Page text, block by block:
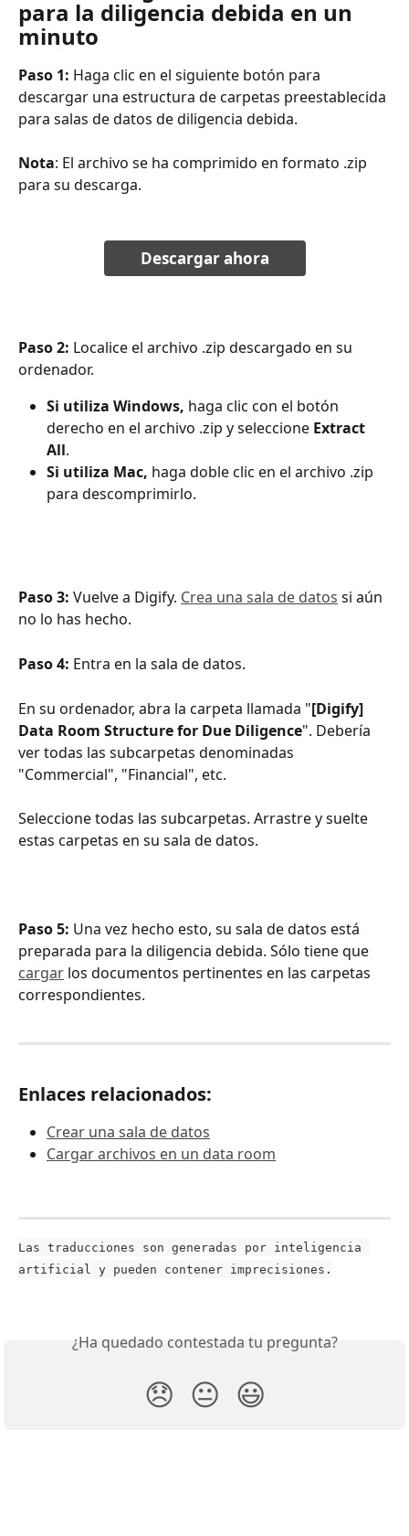
para la diligencia debida en un
minuto
Paso 1: Haga clic en el siguiente botón para
descargar una estructura de carpetas preestablecida
para salas de datos de diligencia debida.
Nota: El archivo se ha comprimido en formato .zip
para su descarga.
Descargar ahora
Paso 2: Localice el archivo .zip descargado en su
ordenador.
Si utiliza Windows, haga clic con el botón
derecho en el archivo .zip y seleccione Extract
All.
Si utiliza Mac, haga doble clic en el archivo .zip
para descomprimirlo.
Paso 3: Vuelve a Digify. Crea una sala de datos si aún
no lo has hecho.
Paso 4: Entra en la sala de datos.
En su ordenador, abra la carpeta llamada "[Digify]
Data Room Structure for Due Diligence". Debería
ver todas las subcarpetas denominadas
"Commercial", "Financial", etc.
Seleccione todas las subcarpetas. Arrastre y suelte
estas carpetas en su sala de datos.
Paso 5: Una vez hecho esto, su sala de datos está
preparada para la diligencia debida. Sólo tiene que
cargar los documentos pertinentes en las carpetas
correspondientes.
Enlaces relacionados:
Crear una sala de datos
Cargar archivos en un data room
Las traducciones son generadas por inteligencia
artificial y pueden contener imprecisiones.
¿Ha quedado contestada tu pregunta?
😞 😐 😃